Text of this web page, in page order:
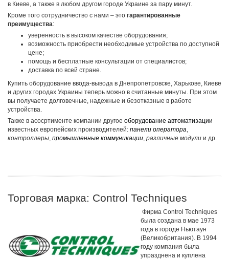
в Киеве, а также в любом другом городе Украине за пару минут.
Кроме того сотрудничество с нами – это гарантированные
преимущества:
уверенность в высоком качестве оборудования;
возможность приобрести необходимые устройства по доступной
цене;
помощь и бесплатные консультации от специалистов;
доставка по всей стране.
Купить оборудование ввода-вывода в Днепропетровске, Харькове, Киеве
и других городах Украины теперь можно в считанные минуты. При этом
вы получаете долговечные, надежные и безотказные в работе
устройства.
Также в асосртименте компании другое оборудование автоматизации
известных европейских производителей: панели оператора
контроллеры промышленные коммуникации различные модули и др.
Торговая марка: Control Techniques
Фирма Control Techniques
была создана в мае 1973
года в городе Ньютаун
(Великобритания). В 1994
году компания была
упразднена и куплена